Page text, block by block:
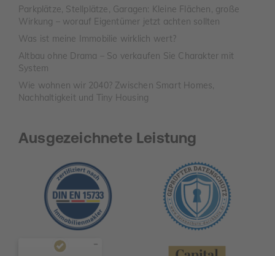
Parkplätze, Stellplätze, Garagen: Kleine Flächen, große
Wirkung – worauf Eigentümer jetzt achten sollten
Was ist meine Immobilie wirklich wert?
Altbau ohne Drama – So verkaufen Sie Charakter mit
System
Wie wohnen wir 2040? Zwischen Smart Homes,
Nachhaltigkeit und Tiny Housing
Ausgezeichnete Leistung